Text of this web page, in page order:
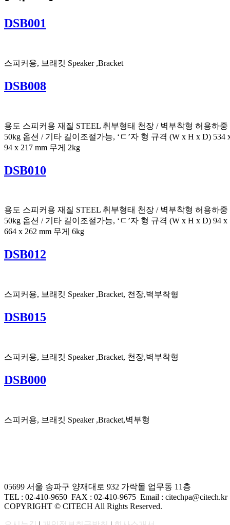
DSB001
스피커용, 브래킷 Speaker ,Bracket
DSB008
용도 스피커용 재질 STEEL 취부형태 천장 / 벽부착형 허용하중
50kg 옵션 / 기타 길이조절가능, ‘ㄷ’자 형 규격 (W x H x D) 534
94 x 217 mm 무게 2kg
DSB010
용도 스피커용 재질 STEEL 취부형태 천장 / 벽부착형 허용하중
50kg 옵션 / 기타 길이조절가능, ‘ㄷ’자 형 규격 (W x H x D) 94 x
664 x 262 mm 무게 6kg
DSB012
스피커용, 브래킷 Speaker ,Bracket, 천장,벽부착형
DSB015
스피커용, 브래킷 Speaker ,Bracket, 천장,벽부착형
DSB000
스피커용, 브래킷 Speaker ,Bracket,벽부형
05699 서울 송파구 양재대로 932 가락몰 업무동 11층
TEL : 02-410-9650 FAX : 02-410-9675 Email : citechpa@citech.kr
COPYRIGHT © CITECH All Rights Reserved.